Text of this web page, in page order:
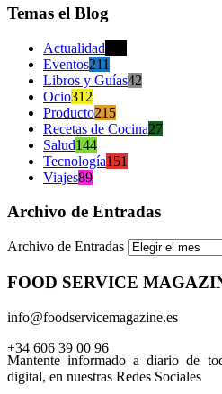
Temas el Blog
Actualidad
Eventos211
Libros y Guías42
Ocio312
Producto215
Recetas de Cocina27
Salud144
Tecnología151
Viajes89
Archivo de Entradas
Archivo de Entradas
FOOD SERVICE
info@foodservicemagazine.es
+34 606 39 00 96
Mantente informado a diario de
digital, en nuestras Redes Sociales